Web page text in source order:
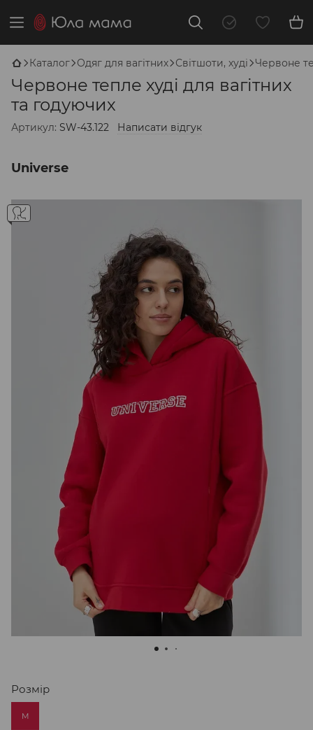
Каталог Одяг для вагітних Світшоти, худі Червоне
Червоне тепле худі для вагітних
та годуючих
Артикул: SW-43.122 Написати відгук
Universe
Розмір
M